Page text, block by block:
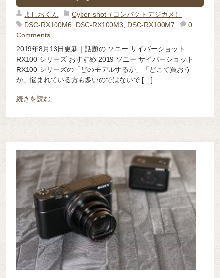
よしおくん
Cyber-shot（コンパクトデジカメ）
DSC-RX100M6
DSC-RX100M3 DSC-RX100M7
0
Comments
2019年8月13日更新｜話題の ソニー サイバーショット
RX100 シリーズ おすすめ 2019 ソニー サイバーショット
RX100 シリーズの「どのモデルするか」「どこで買おう
か」悩まれている方も多いのではないで […]
続きを読む